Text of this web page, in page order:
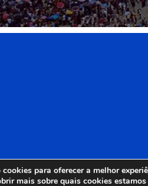
cookies para oferecer a melhor
mais sobre quais cookies